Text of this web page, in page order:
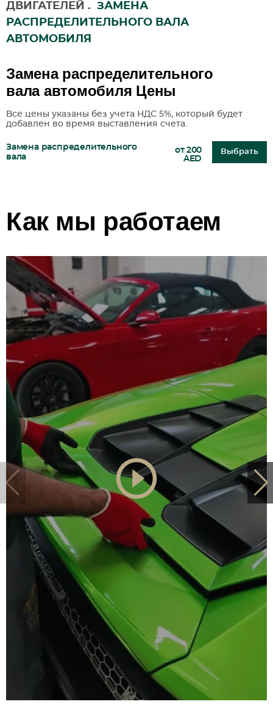
ДВИГАТЕЛЕЙ .
ЗАМЕНА
РАСПРЕДЕЛИТЕЛЬНОГО ВАЛА
АВТОМОБИЛЯ
Замена распределительного
вала автомобиля Цены
Все цены указаны без учета НДС 5%, который будет
добавлен во время выставления счета.
Замена распределительного
вала
от 200
AED
Выбрать
Как мы работаем